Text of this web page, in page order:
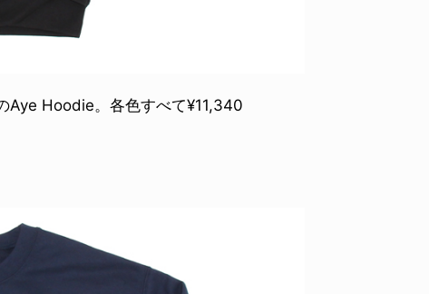
Aye Hoodie。各色すべて¥11,340